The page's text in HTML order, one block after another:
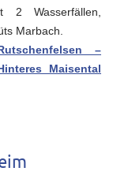
2 Wasserfällen,
Marbach.
–
Maisental